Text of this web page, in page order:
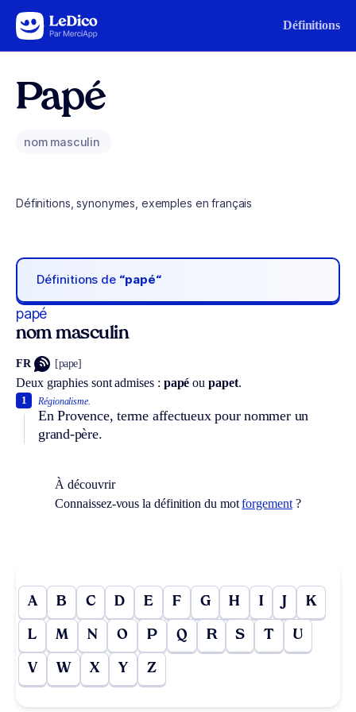
Aller au contenu Définitions
Papé
nom masculin
Définitions, synonymes, exemples en français
Définitions de “papé“
papé
nom masculin
FR [pape]
Deux graphies sont admises : papé oupapet.
Régionalisme.
En Provence, terme affectueux pour nommer un
grand-père.
1
À découvrir
Connaissez-vous la définition du motforgement?
A B C D E F G H I J K
L M N O P Q R S T U
V W X Y Z